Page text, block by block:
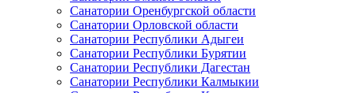
Санатории Оренбургской области
Санатории Орловской области
Санатории Республики Адыгеи
Санатории Республики Бурятии
Санатории Республики Дагестан
Санатории Республики Калмыкии